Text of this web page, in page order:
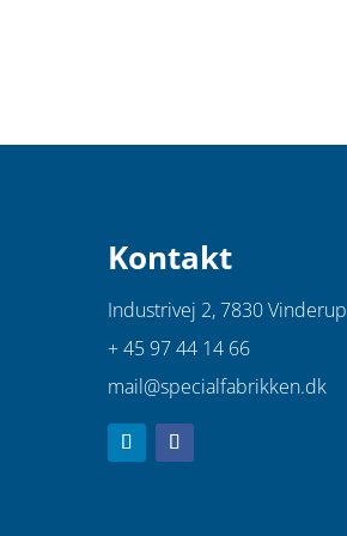
Kontakt
Industrivej 2,7830 Vinderup
+ 45 97 44 14 66
mail@specialfabrikken.dk